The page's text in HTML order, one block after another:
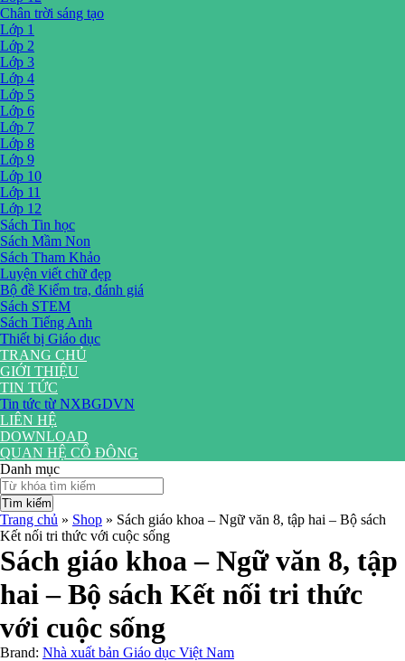
Chân trời sáng tạo
Lớp 1
Lớp 2
Lớp 3
Lớp 4
Lớp 5
Lớp 6
Lớp 7
Lớp 8
Lớp 9
Lớp 10
Lớp 11
Lớp 12
Sách Tin học
Sách Mầm Non
Sách Tham Khảo
Luyện viết chữ đẹp
Bộ đề Kiểm tra, đánh giá
Sách STEM
Sách Tiếng Anh
Thiết bị Giáo dục
TRANG CHỦ
GIỚI THIỆU
TIN TỨC
Tin tức từ NXBGDVN
LIÊN HỆ
DOWNLOAD
QUAN HỆ CỔ ĐÔNG
Danh mục
Tìm kiếm
Trang chủ » Shop » Sách giáo khoa – Ngữ văn 8, tập hai – Bộ sách
Kết nối tri thức với cuộc sống
Sách giáo khoa – Ngữ văn 8, tập
hai – Bộ sách Kết nối tri thức
với cuộc sống
Brand: Nhà xuất bản Giáo dục Việt Nam